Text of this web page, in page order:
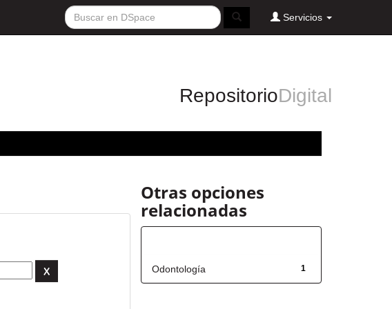
Servicios
RepositorioDigital
Otras opciones
relacionadas
1
Odontología